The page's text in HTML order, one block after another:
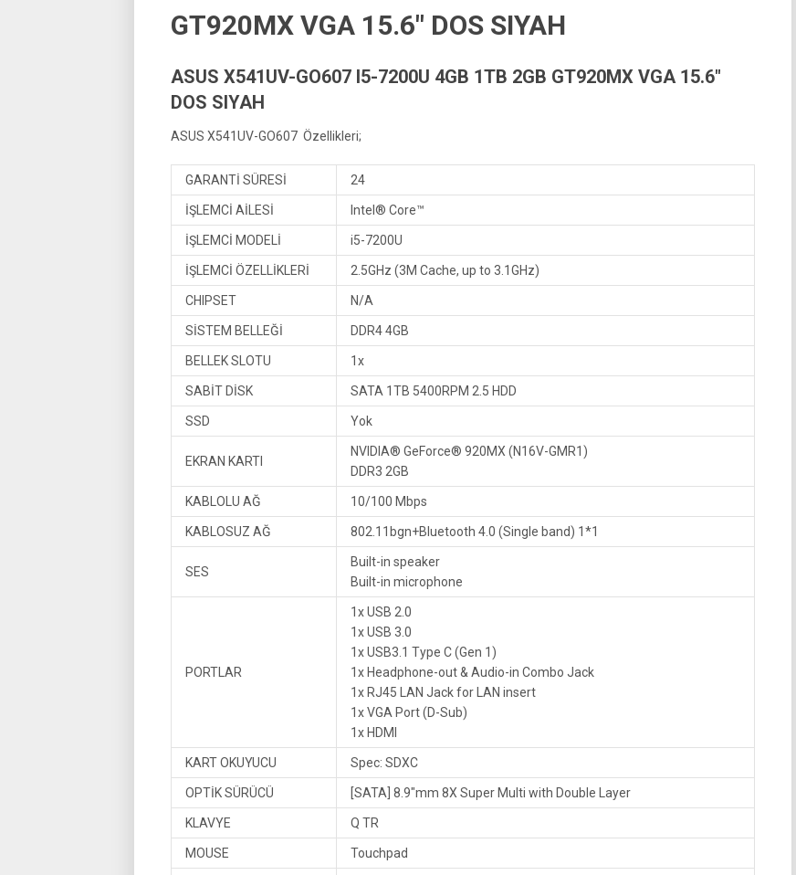
GT920MX VGA 15.6″ DOS SIYAH
ASUS X541UV-GO607 I5-7200U 4GB 1TB 2GB GT920MX VGA 15.6″
DOS SIYAH
ASUS X541UV-GO607 Özellikleri;
GARANTİ SÜRESİ 24
İŞLEMCİ AİLESİ Intel® Core™
İŞLEMCİ MODELİ i5-7200U
İŞLEMCİ ÖZELLİKLERİ 2.5GHz (3M Cache, up to 3.1GHz)
CHIPSET N/A
SİSTEM BELLEĞİ DDR4 4GB
BELLEK SLOTU 1x
SABİT DİSK SATA 1TB 5400RPM 2.5 HDD
SSD Yok
EKRAN KARTI
NVIDIA® GeForce® 920MX (N16V-GMR1)
DDR3 2GB
KABLOLU AĞ 10/100 Mbps
KABLOSUZ AĞ 802.11bgn+Bluetooth 4.0 (Single band) 1*1
SES
Built-in speaker
Built-in microphone
PORTLAR
1x USB 2.0
1x USB 3.0
1x USB3.1 Type C (Gen 1)
1x Headphone-out & Audio-in Combo Jack
1x RJ45 LAN Jack for LAN insert
1x VGA Port (D-Sub)
1x HDMI
KART OKUYUCU Spec: SDXC
OPTİK SÜRÜCÜ [SATA] 8.9″mm 8X Super Multi with Double Layer
KLAVYE Q TR
MOUSE Touchpad